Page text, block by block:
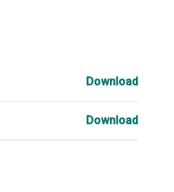
Download
Download